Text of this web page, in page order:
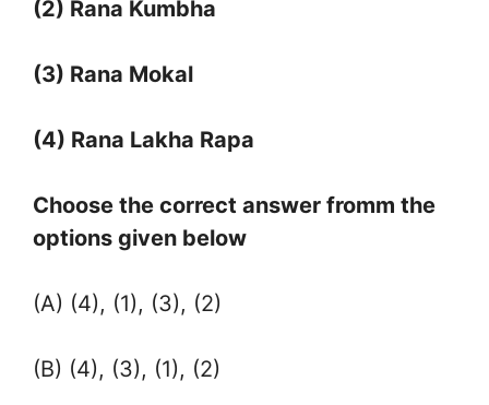
(2) Rana Kumbha
(3) Rana Mokal
(4) Rana Lakha Rapa
Choose the correct answer fromm the
options given below
(A) (4), (1), (3), (2)
(B) (4), (3), (1), (2)